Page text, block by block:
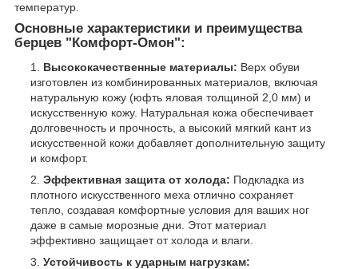
температур.
Основные характеристики и преимущества
берцев "Комфорт-Омон":
Высококачественные материалы: Верх обуви
изготовлен из комбинированных материалов, включая
натуральную кожу (юфть яловая толщиной 2,0 мм) и
искусственную кожу. Натуральная кожа обеспечивает
долговечность и прочность, а высокий мягкий кант из
искусственной кожи добавляет дополнительную защиту
и комфорт.
Эффективная защита от холода: Подкладка из
плотного искусственного меха отлично сохраняет
тепло, создавая комфортные условия для ваших ног
даже в самые морозные дни. Этот материал
эффективно защищает от холода и влаги.
Устойчивость к ударным нагрузкам: